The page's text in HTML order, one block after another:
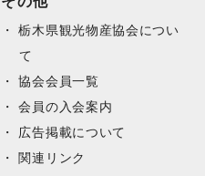
栃木県観光物産協会につい
て
協会会員一覧
会員の入会案内
広告掲載について
関連リンク